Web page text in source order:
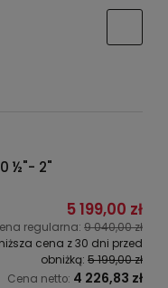
½"- 2"
5 199,00 zł
regularna: 9 040,00 zł
cena z 30 dni przed
obniżką: 5 199,00 zł
Cena netto: 4 226,83 zł